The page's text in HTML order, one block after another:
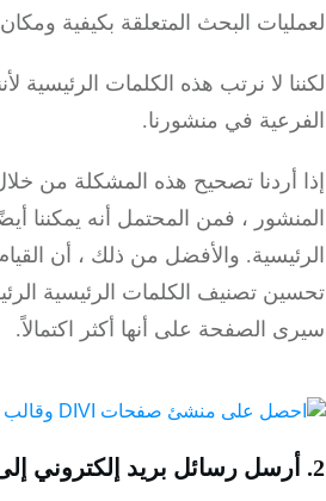
لعمليات البحث المتعلقة بكيفية
لكننا لا نرتب هذه الكلمات الرئيسية
الفرعية في منشورنا.
إذا أردنا تصحيح هذه المشكلة من
المنشور ، فمن المحتمل أنه يمكننا
الرئيسية. والأفضل من ذلك ، أن
سيرى الصفحة على أنها أكثر اكتمالاً.
2. أرسل رسائل بريد إلكتروني إلى كل من تتصل بهم